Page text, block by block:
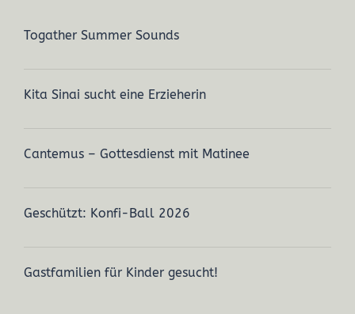
Togather Summer Sounds
Kita Sinai sucht eine Erzieherin
Cantemus – Gottesdienst mit Matinee
Geschützt: Konfi-Ball 2026
Gastfamilien für Kinder gesucht!